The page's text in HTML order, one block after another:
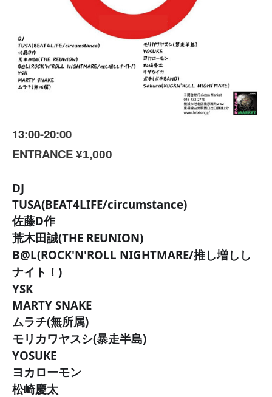
13:00-20:00
ENTRANCE ¥1,000
DJ
TUSA(BEAT4LIFE/circumstance)
佐藤D作
荒木田誠(THE REUNION)
B@L(ROCK'N'ROLL NIGHTMARE/推し増しし
ナイト！)
YSK
MARTY SNAKE
ムラチ(無所属)
モリカワヤスシ(暴走半島)
YOSUKE
ヨカローモン
松崎慶太